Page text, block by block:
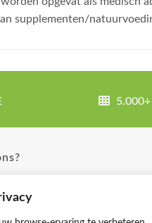
supplementen/